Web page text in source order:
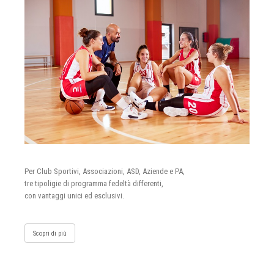
Per Club Sportivi, Associazioni, ASD, Aziende e PA,
tre tipoligie di programma fedeltà differenti,
con vantaggi unici ed esclusivi.
Scopri di più